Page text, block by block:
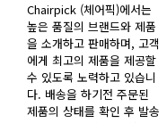
Chairpick (체어픽)에서는
높은 품질의 브랜드와 제품
을 소개하고 판매하며, 고객
에게 최고의 제품을 제공할
수 있도록 노력하고 있습니
다. 배송을 하기전 주문된
제품의 상태를 확인 후 발송